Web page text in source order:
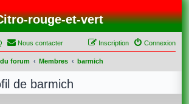
rouge-et-vert
Nous contacter Connexion
Inscription
forum Membres barmich
de barmich